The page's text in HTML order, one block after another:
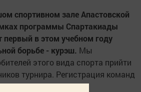
спортивном зале Апастовской
программы Спартакиады
первый в этом учебном году
борьбе - курэш. Мы
этого вида спорта прийти
турнира. Регистрация команд
утра. Борцы будут